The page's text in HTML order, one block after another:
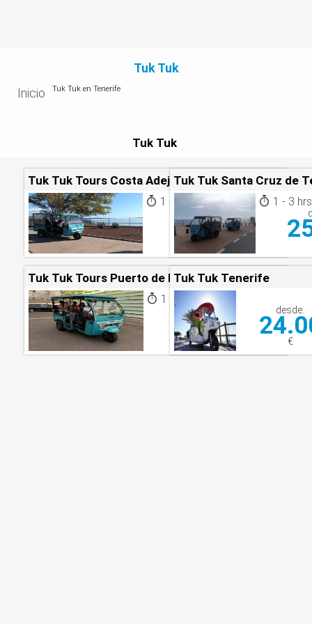
Tuk Tuk
Inicio
Tuk Tuk en Tenerife
Tuk Tuk
Tuk Tuk Tours Costa Adeje y Sur de Tenerife
1 - 3 hrs
desde:
25.00
Tuk Tuk Santa Cruz de
1 - 3 hrs
Tuk Tuk Tours Puerto de la Cruz y La Orotava
1 - 3 hrs
25.00€
Tuk Tuk Tenerife
desde:
€